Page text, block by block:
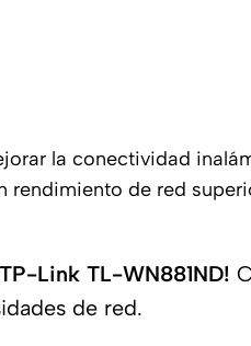
la conectividad
de red
Link TL-WN881ND!
de red.